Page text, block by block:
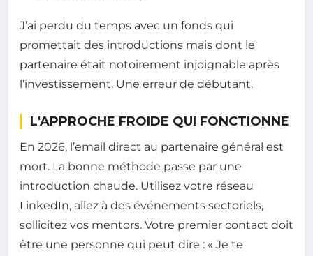
J’ai perdu du temps avec un fonds qui
promettait des introductions mais dont le
partenaire était notoirement injoignable après
l’investissement. Une erreur de débutant.
L'APPROCHE FROIDE QUI FONCTIONNE
En 2026, l’email direct au partenaire général est
mort. La bonne méthode passe par une
introduction chaude. Utilisez votre réseau
LinkedIn, allez à des événements sectoriels,
sollicitez vos mentors. Votre premier contact doit
être une personne qui peut dire : « Je te